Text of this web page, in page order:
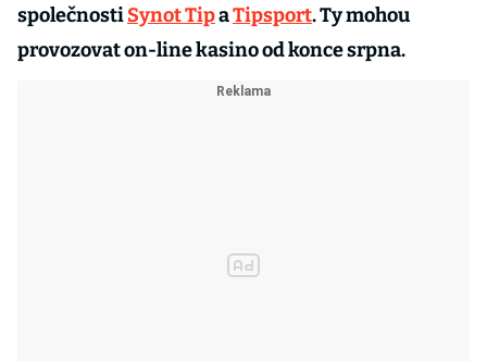
společnostiSynot TipaTipsport. Ty mohou
provozovat on-line kasino od konce srpna.